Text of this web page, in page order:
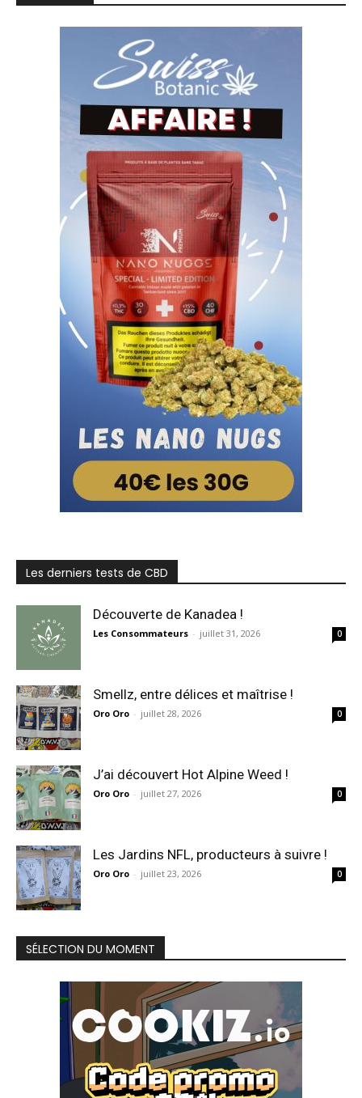
Les derniers tests de CBD
Découverte de Kanadea !
Les Consommateurs - juillet 31, 2026 0
Smellz, entre délices et maîtrise !
Oro Oro - juillet 28, 2026 0
J’ai découvert Hot Alpine Weed !
Oro Oro - juillet 27, 2026 0
Les Jardins NFL, producteurs à suivre !
Oro Oro - juillet 23, 2026 0
SÉLECTION DU MOMENT